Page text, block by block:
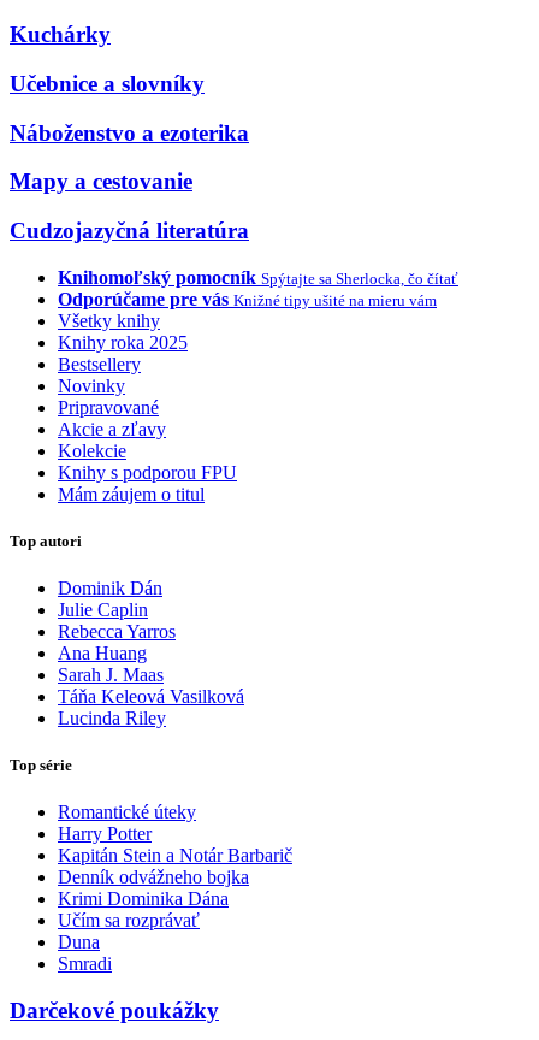
Kuchárky
Učebnice a slovníky
Náboženstvo a ezoterika
Mapy a cestovanie
Cudzojazyčná literatúra
Knihomoľský pomocník Spýtajte sa Sherlocka, čo čítať
Odporúčame pre vás Knižné tipy ušité na mieru vám
Všetky knihy
Knihy roka 2025
Bestsellery
Novinky
Pripravované
Akcie a zľavy
Kolekcie
Knihy s podporou FPU
Mám záujem o titul
Top autori
Dominik Dán
Julie Caplin
Rebecca Yarros
Ana Huang
Sarah J. Maas
Táňa Keleová Vasilková
Lucinda Riley
Top série
Romantické úteky
Harry Potter
Kapitán Stein a Notár Barbarič
Denník odvážneho bojka
Krimi Dominika Dána
Učím sa rozprávať
Duna
Smradi
Darčekové poukážky